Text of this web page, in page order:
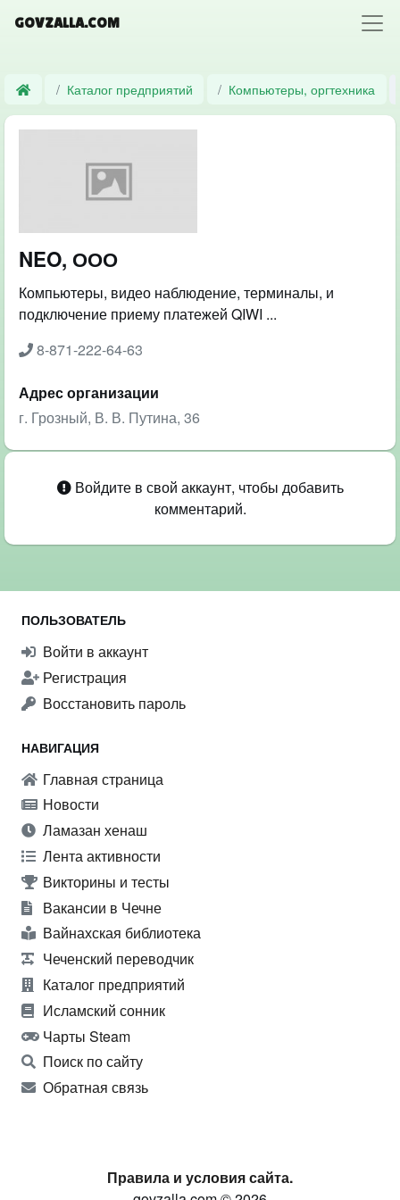
GOVZALLA.COM
Каталог предприятий Компьютеры, оргтехника
NEO, ООО
Компьютеры, видео наблюдение, терминалы, и
подключение приему платежей QIWI ...
8-871-222-64-63
Адрес организации
г. Грозный, В. В. Путина, 36
Войдите в свой аккаунт, чтобы добавить
комментарий.
ПОЛЬЗОВАТЕЛЬ
Войти в аккаунт
Регистрация
Восстановить пароль
НАВИГАЦИЯ
Главная страница
Новости
Ламазан хенаш
Лента активности
Викторины и тесты
Вакансии в Чечне
Вайнахская библиотека
Чеченский переводчик
Каталог предприятий
Исламский сонник
Чарты Steam
Поиск по сайту
Обратная связь
Правила и условия сайта.